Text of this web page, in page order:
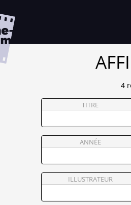
4
TITRE
ANNÉE
ILLUSTRATEUR